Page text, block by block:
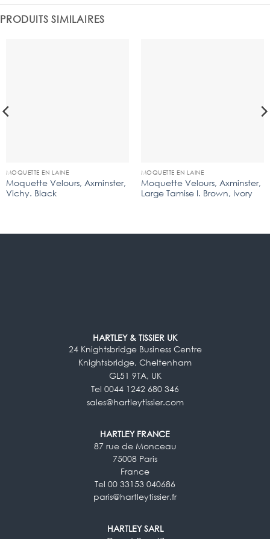
PRODUITS SIMILAIRES
MOQUETTE EN LAINE
Moquette Velours, Axminster,
Vichy. Black
MOQUETTE EN LAINE
Moquette Velours, Axminster,
Large Tamise I. Brown, Ivory
HARTLEY & TISSIER UK
24 Knightsbridge Business Centre
Knightsbridge, Cheltenham
GL51 9TA, UK
Tel 0044 1242 680 346
sales@hartleytissier.com
HARTLEY FRANCE
87 rue de Monceau
75008 Paris
France
Tel 00 33153 040686
paris@hartleytissier.fr
HARTLEY SARL